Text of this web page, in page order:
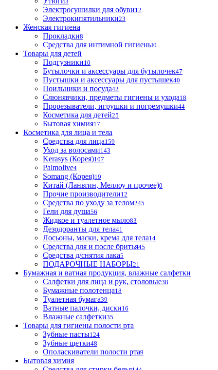
Электросушилки для обуви12
Электрокипятильники23
Женская гигиена
Прокладки8
Средства для интимной гигиены0
Товары для детей
Подгузники10
Бутылочки и аксессуары для бутылочек47
Пустышки и аксессуары для пустышек40
Поильники и посуда42
Слюнявчики, предметы гигиены и ухода18
Прорезыватели, игрушки и погремушки44
Косметика для детей25
Бытовая химия17
Косметика для лица и тела
Cредства для лица159
Уход за волосами143
Kerasys (Корея)107
Palmolive4
Somang (Корея)19
Китай (Ланьтин, Меллоу и прочее)0
Прочие производители12
Средства по уходу за телом245
Гели для душа56
Жидкое и туалетное мыло83
Дезодоранты для тела41
Лосьоны, маски, крема для тела14
Средства для и после бритья45
Средства д/снятия лака5
ПОДАРОЧНЫЕ НАБОРЫ21
Бумажная и ватная продукция, влажные салфетки
Салфетки для лица и рук, столовые38
Бумажные полотенца18
Туалетная бумага39
Ватные палочки, диски16
Влажные салфетки35
Товары для гигиены полости рта
Зубные пасты124
Зубные щетки48
Ополаскиватели полости рта9
Бытовая химия